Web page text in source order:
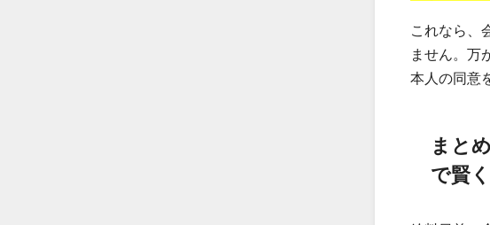
これなら、
ません。万
本人の同意
まと
で賢